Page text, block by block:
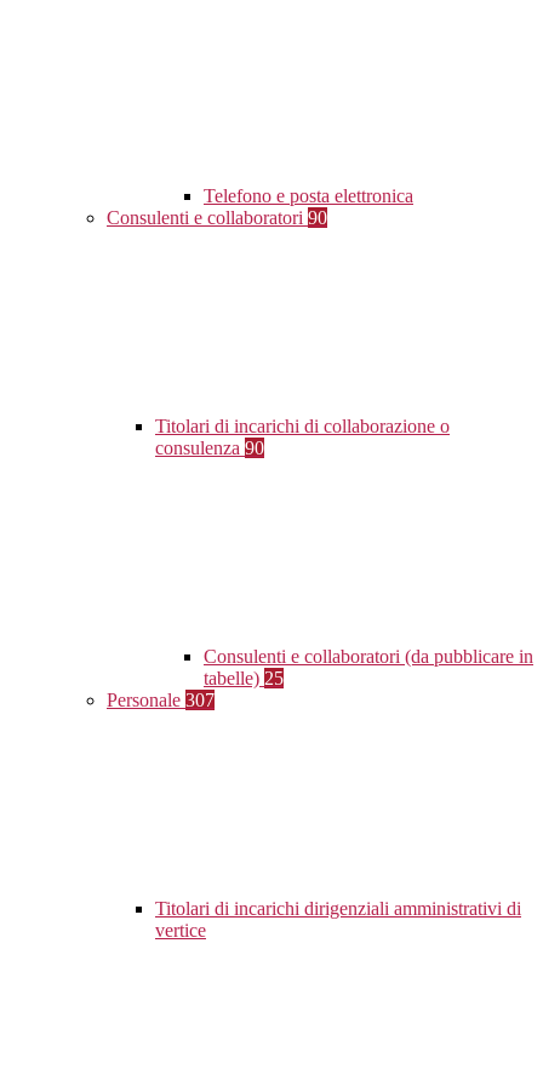
Telefono e posta elettronica
Consulenti e collaboratori 90
Titolari di incarichi di collaborazione o
consulenza 90
Consulenti e collaboratori (da pubblicare in
tabelle) 25
Personale 307
Titolari di incarichi dirigenziali amministrativi di
vertice